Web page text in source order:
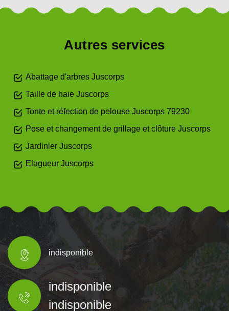
Autres services
Abattage d'arbres Juscorps
Taille de haie Juscorps
Tonte et réfection de pelouse Juscorps 79230
Pose et changement de grillage et clôture Juscorps
Jardinier Juscorps
Elagueur Juscorps
indisponible
indisponible
indisponible